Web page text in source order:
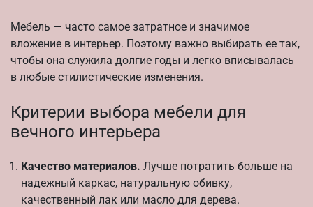
Мебель — часто самое затратное и значимое
вложение в интерьер. Поэтому важно выбирать ее так,
чтобы она служила долгие годы и легко вписывалась
в любые стилистические изменения.
Критерии выбора мебели для
вечного интерьера
Качество материалов. Лучше потратить больше на
надежный каркас, натуральную обивку,
качественный лак или масло для дерева.